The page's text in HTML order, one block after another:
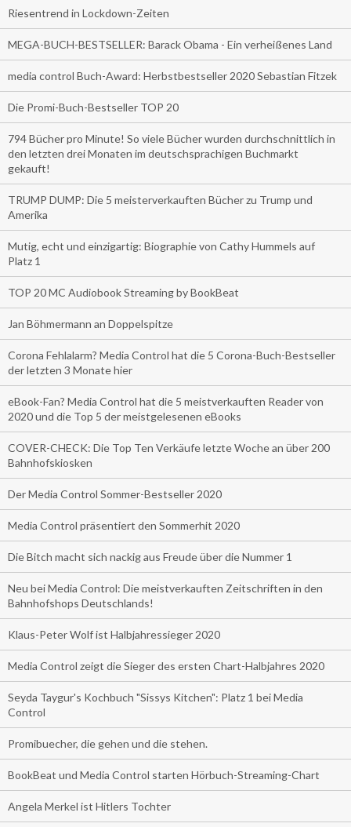
Riesentrend in Lockdown-Zeiten
MEGA-BUCH-BESTSELLER: Barack Obama - Ein verheißenes Land
media control Buch-Award: Herbstbestseller 2020 Sebastian Fitzek
Die Promi-Buch-Bestseller TOP 20
794 Bücher pro Minute! So viele Bücher wurden durchschnittlich in
den letzten drei Monaten im deutschsprachigen Buchmarkt
gekauft!
TRUMP DUMP: Die 5 meisterverkauften Bücher zu Trump und
Amerika
Mutig, echt und einzigartig: Biographie von Cathy Hummels auf
Platz 1
TOP 20 MC Audiobook Streaming by BookBeat
Jan Böhmermann an Doppelspitze
Corona Fehlalarm? Media Control hat die 5 Corona-Buch-Bestseller
der letzten 3 Monate hier
eBook-Fan? Media Control hat die 5 meistverkauften Reader von
2020 und die Top 5 der meistgelesenen eBooks
COVER-CHECK: Die Top Ten Verkäufe letzte Woche an über 200
Bahnhofskiosken
Der Media Control Sommer-Bestseller 2020
Media Control präsentiert den Sommerhit 2020
Die Bitch macht sich nackig aus Freude über die Nummer 1
Neu bei Media Control: Die meistverkauften Zeitschriften in den
Bahnhofshops Deutschlands!
Klaus-Peter Wolf ist Halbjahressieger 2020
Media Control zeigt die Sieger des ersten Chart-Halbjahres 2020
Seyda Taygur's Kochbuch "Sissys Kitchen": Platz 1 bei Media
Control
Promibuecher, die gehen und die stehen.
BookBeat und Media Control starten Hörbuch-Streaming-Chart
Angela Merkel ist Hitlers Tochter